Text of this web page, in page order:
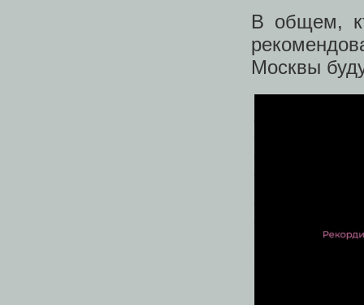
В общем,
Москвы